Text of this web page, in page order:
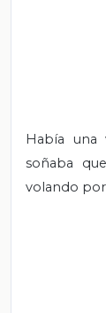
Había una
soñaba
volando por